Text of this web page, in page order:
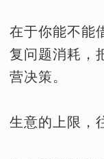
在于你能不能
复问题消耗，
营决策。
生意的上限，